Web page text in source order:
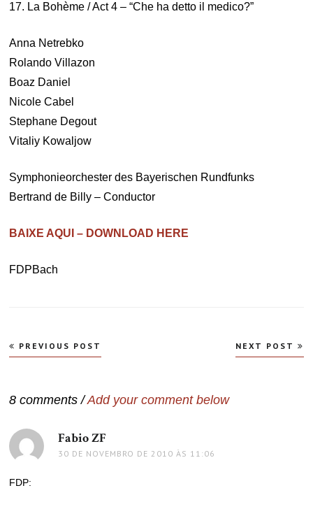
17. La Bohème / Act 4 – “Che ha detto il medico?”
Anna Netrebko
Rolando Villazon
Boaz Daniel
Nicole Cabel
Stephane Degout
Vitaliy Kowaljow
Symphonieorchester des Bayerischen Rundfunks
Bertrand de Billy – Conductor
BAIXE AQUI – DOWNLOAD HERE
FDPBach
Navegação
de
PREVIOUS POST NEXT POST
8 comments /Add your comment below
Fabio ZF
30 DE NOVEMBRO DE 2010 ÀS 11:06
FDP: